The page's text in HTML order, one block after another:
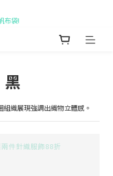
織展現強調出織物立體感。
件針織服飾88折